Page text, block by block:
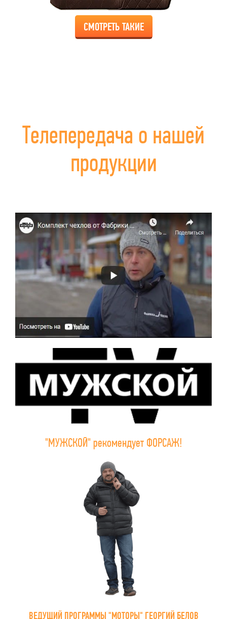
СМОТРЕТЬ ТАКИЕ
Телепередача о нашей
продукции
"МУЖСКОЙ" рекомендует ФОРСАЖ!
ВЕДУЩИЙ ПРОГРАММЫ "МОТОРЫ" ГЕОРГИЙ БЕЛОВ